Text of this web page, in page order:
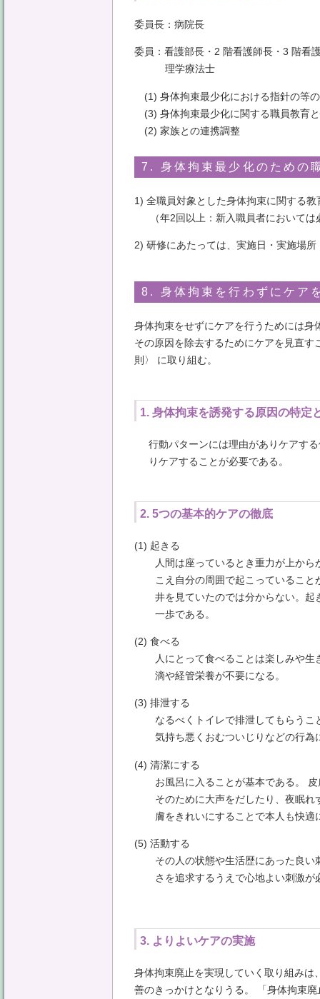
委員長：病院長
委員：看護部長・2 階看護師長・3 階看
理学療法士
(1) 身体拘束最少化における指針の等
(3) 身体拘束最少化に関する職員教育
(2) 家族との連携調整
7. 身体拘束最少化のための
1) 全職員対象とした身体拘束に関する
（年2回以上：新入職員者において
2) 研修にあたっては、実施日・実施場
8. 身体拘束を行わずにケア
身体拘束をせずにケアを行うためには
その原因を除去するためにケアを見直
則〉 に取り組む。
1. 身体拘束を誘発する原因の特定
行動パターンには理由がありケアす
りケアすることが必要である。
2. 5つの基本的ケアの徹底
(1) 起きる
人間は座っているとき重力が上か
こえ自分の周囲で起こっているこ
井を見ていたのでは分からない。
一歩である。
(2) 食べる
人にとって食べることは楽しみや
滴や経管栄養が不要になる。
(3) 排泄する
なるべくトイレで排泄してもらう
気持ち悪くおむついじりなどの行為
(4) 清潔にする
お風呂に入ることが基本である。
そのために大声をだしたり、夜眠
膚をきれいにすることで本人も快
(5) 活動する
その人の状態や生活歴にあった良
さを追求するうえで心地よい刺激が
3. よりよいケアの実施
身体拘束廃止を実現していく取り組み
善のきっかけとなりうる。 「身体拘束